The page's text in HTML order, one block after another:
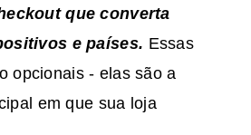
que converta
e países. Essas
opcionais - elas são a
em que sua loja